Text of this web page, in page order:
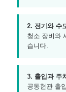
2. 전기와 수
청소 장비와
습니다.
3. 출입과 주
공동현관 출